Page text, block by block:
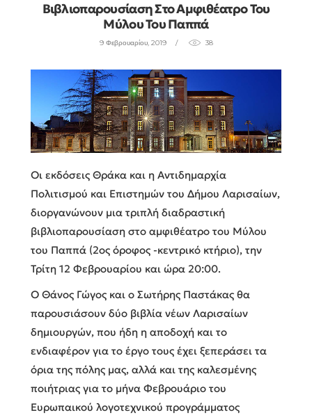
Βιβλιοπαρουσίαση Στο Αμφιθέατρο Του
Μύλου Του Παππά
9 Φεβρουαρίου, 2019 38
Οι εκδόσεις Θράκα και η Αντιδημαρχία
Πολιτισμού και Επιστημών του Δήμου Λαρισαίων,
διοργανώνουν μια τριπλή διαδραστική
βιβλιοπαρουσίαση στο αμφιθέατρο του Μύλου
του Παππά (2ος όροφος -κεντρικό κτήριο), την
Τρίτη 12 Φεβρουαρίου και ώρα 20:00.
Ο Θάνος Γώγος και ο Σωτήρης Παστάκας θα
παρουσιάσουν δύο βιβλία νέων Λαρισαίων
δημιουργών, που ήδη η αποδοχή και το
ενδιαφέρον για το έργο τους έχει ξεπεράσει τα
όρια της πόλης μας, αλλά και της καλεσμένης
ποιήτριας για το μήνα Φεβρουάριο του
Ευρωπαικού λογοτεχνικού προγράμματος